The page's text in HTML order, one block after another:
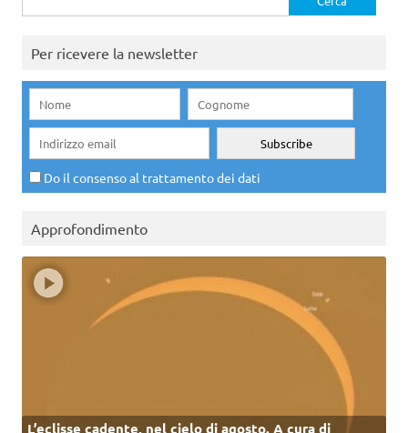
per:
Per ricevere la newsletter
Do il consenso al trattamento dei dati
Approfondimento
L’eclisse cadente, nel cielo di agosto. A cura di